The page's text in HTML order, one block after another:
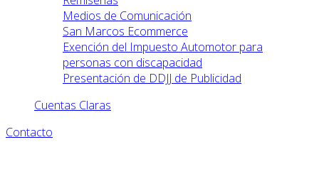
Medios de Comunicación
San Marcos Ecommerce
Exención del Impuesto Automotor para
personas con discapacidad
Presentación de DDJJ de Publicidad
Cuentas Claras
Contacto